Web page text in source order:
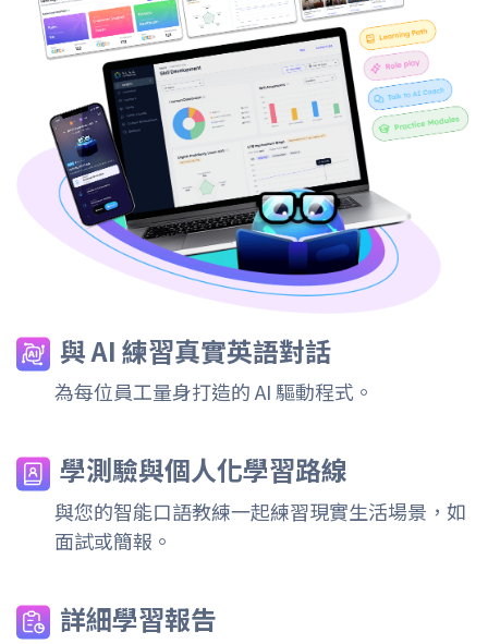
與 AI 練習真實英語對話
為每位員工量身打造的 AI 驅動程式。
學測驗與個人化學習路線
與您的智能口語教練一起練習現實生活場景，如
面試或簡報。
詳細學習報告